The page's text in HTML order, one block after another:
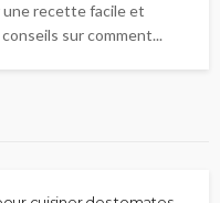
une recette facile et
sur comment...